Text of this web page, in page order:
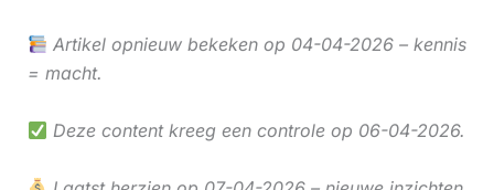
Artikel opnieuw bekeken op 04-04-2026 – kennis
= macht.
Deze content kreeg een controle op 06-04-2026.